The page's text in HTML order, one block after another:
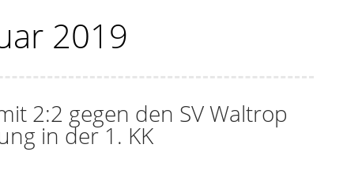
2019
2:2 gegen den SV Waltrop
in der 1. KK